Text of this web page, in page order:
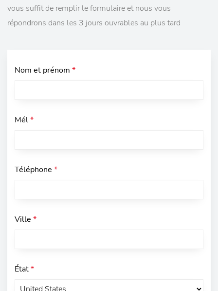
vous suffit de remplir le formulaire et nous vous
répondrons dans les 3 jours ouvrables au plus tard
Nom et prénom *
Mél*
Téléphone *
Ville *
État*